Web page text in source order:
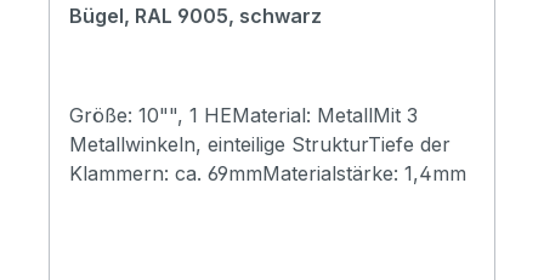
Bügel, RAL 9005, schwarz
Größe: 10"", 1 HEMaterial: MetallMit 3
Metallwinkeln, einteilige StrukturTiefe der
Klammern: ca. 69mmMaterialstärke: 1,4mm